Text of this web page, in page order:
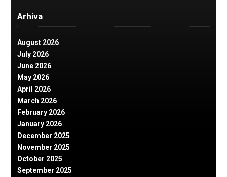
Arhiva
August 2026
July 2026
June 2026
May 2026
April 2026
March 2026
February 2026
January 2026
December 2025
November 2025
October 2025
September 2025